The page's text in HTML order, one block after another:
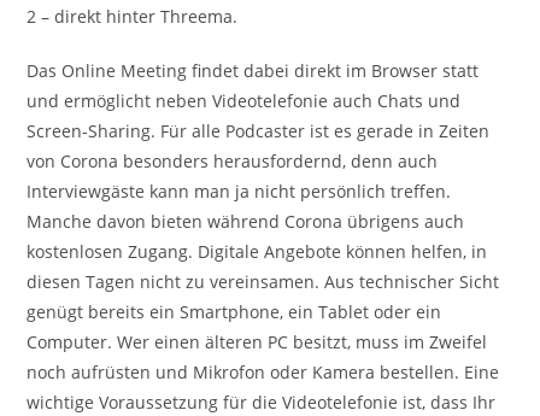
2 – direkt hinter Threema.
Das Online Meeting findet dabei direkt im Browser statt
und ermöglicht neben Videotelefonie auch Chats und
Screen-Sharing. Für alle Podcaster ist es gerade in Zeiten
von Corona besonders herausfordernd, denn auch
Interviewgäste kann man ja nicht persönlich treffen.
Manche davon bieten während Corona übrigens auch
kostenlosen Zugang. Digitale Angebote können helfen, in
diesen Tagen nicht zu vereinsamen. Aus technischer Sicht
genügt bereits ein Smartphone, ein Tablet oder ein
Computer. Wer einen älteren PC besitzt, muss im Zweifel
noch aufrüsten und Mikrofon oder Kamera bestellen. Eine
wichtige Voraussetzung für die Videotelefonie ist, dass Ihr